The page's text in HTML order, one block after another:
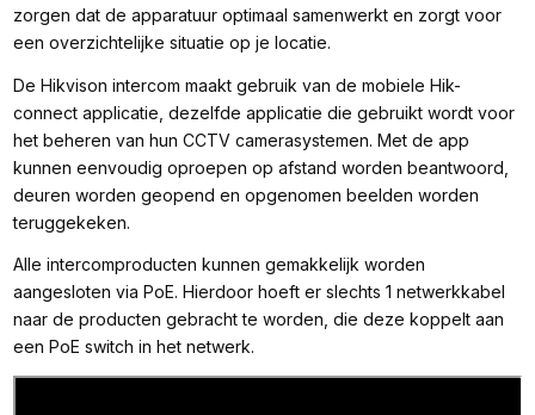
zorgen dat de apparatuur optimaal samenwerkt en zorgt voor
een overzichtelijke situatie op je locatie.
De Hikvison intercom maakt gebruik van de mobiele Hik-
connect applicatie, dezelfde applicatie die gebruikt wordt voor
het beheren van hun CCTV camerasystemen. Met de app
kunnen eenvoudig oproepen op afstand worden beantwoord,
deuren worden geopend en opgenomen beelden worden
teruggekeken.
Alle intercomproducten kunnen gemakkelijk worden
aangesloten via PoE. Hierdoor hoeft er slechts 1 netwerkkabel
naar de producten gebracht te worden, die deze koppelt aan
een PoE switch in het netwerk.